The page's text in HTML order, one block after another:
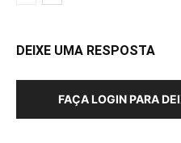
DEIXE UMA RESPOSTA
FAÇA LOGIN PARA